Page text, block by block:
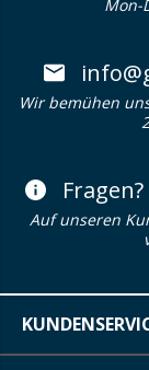
Mon-
Wir bemühen
Auf unseren